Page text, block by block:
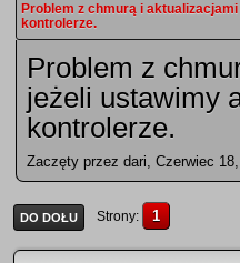
Problem z chmurą i
kontrolerze.
Problem z
jeżeli ustawimy
kontrolerze.
Zaczęty przez dari, Czerwiec
DO DOŁU Strony 1